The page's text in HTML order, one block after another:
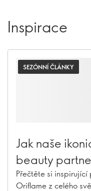
Inspirace
SEZÓNNÍ ČLÁNKY
Jak naše
beauty
úspěchy
Přečtěte si
Oriflame z celého